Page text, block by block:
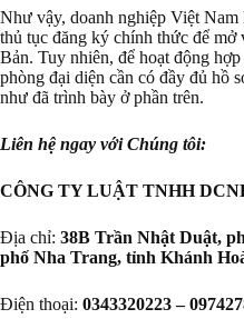
Như vậy, doanh nghiệp Việt
thủ tục đăng ký chính thức để mở
Bản. Tuy nhiên, để hoạt động
phòng đại diện cần có đầy đủ hồ
như đã trình bày ở phần trên.
Liên hệ ngay với Chúng tôi:
CÔNG TY LUẬT TNHH
Địa chỉ: 38B Trần Nhật Duật,
phố Nha Trang, tỉnh Khánh
Điện thoại: 0343320223 –